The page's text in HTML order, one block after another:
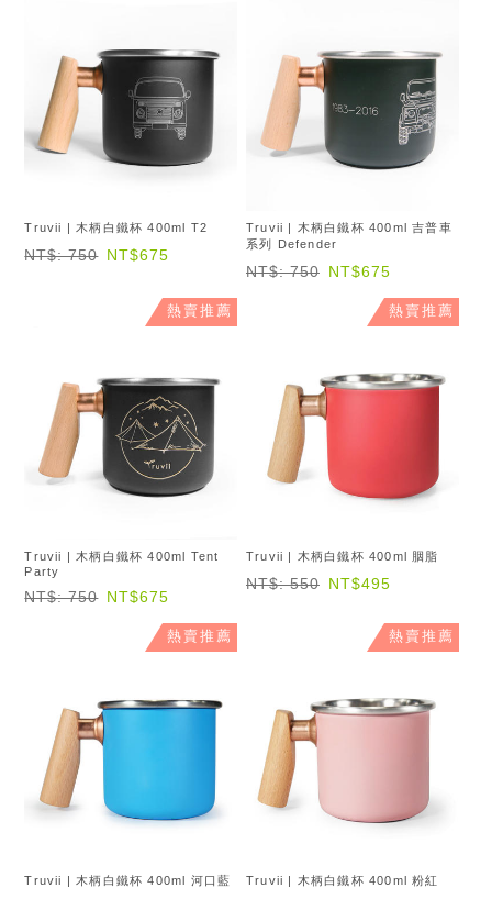
Truvii | 木柄白鐵杯 400ml T2
NT$: 750 NT$675
Truvii | 木柄白鐵杯 400ml 吉普車
系列 Defender
NT$: 750 NT$675
熱賣推薦
Truvii | 木柄白鐵杯 400ml Tent
Party
NT$: 750 NT$675
熱賣推薦
Truvii | 木柄白鐵杯 400ml 胭脂
NT$: 550 NT$495
熱賣推薦
Truvii | 木柄白鐵杯 400ml 河口藍
熱賣推薦
Truvii | 木柄白鐵杯 400ml 粉紅